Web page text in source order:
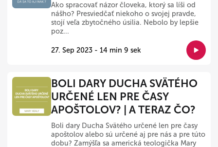
Ako spracovať názor človeka, ktorý sa líši od
nášho? Presviedčať niekoho o svojej pravde,
stojí veľa zbytočného úsilia. Nebolo by lepšie
poz...
27. Sep 2023 - 14 min 9 sek
BOLI DARY DUCHA SVÄTÉHO
URČENÉ LEN PRE ČASY
APOŠTOLOV? | A TERAZ ČO?
Boli dary Ducha Svätého určené len pre časy
apoštolov alebo sú určené aj pre nás a pre túto
dobu? Zamýšľa sa americká teologička Mary